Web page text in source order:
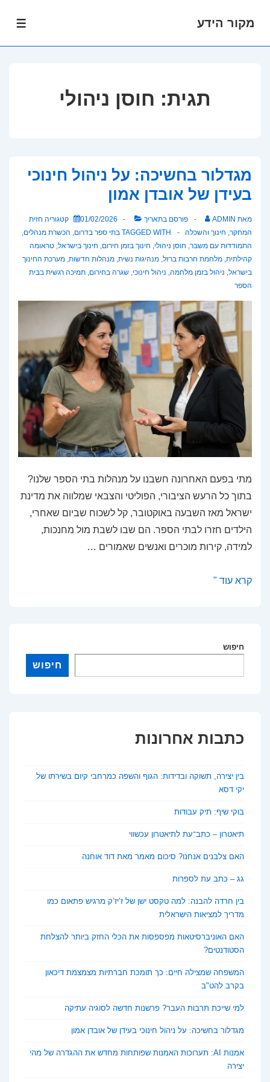
מקור הידע
תגית: חוסן ניהולי
מגדלור בחשיכה: על ניהול חינוכי
בעידן של אובדן אמון
מאת ADMIN פורסם בתאריך 01/02/2026 קטגוריה חזית
המחקר, חינוך והשכלה TAGGED WITH בתי ספר בדרום, הכשרת מנהלים,
התמודדות עם משבר, חוסן ניהולי, חינוך בזמן חירום, חינוך בישראל, טראומה
קהילתית, מלחמת חרבות ברזל, מנהיגות נשית, מנהלות חדשות, מערכת החינוך
בישראל, ניהול בזמן מלחמה, ניהול חינוכי, שגרה בחירום, תמיכה רגשית בבית
הספר
מתי בפעם האחרונה חשבנו על מנהלות בתי הספר שלנו?
בתוך כל הרעש הציבורי, הפוליטי והצבאי שמלווה את מדינת
ישראל מאז השבעה באוקטובר, קל לשכוח שביום שאחרי,
הילדים חזרו לבתי הספר. הם שבו לשבת מול מחנכות,
למידה, קירות מוכרים ואנשים שאמורים …
מגדלור
חינוכי
קרא עוד "
חיפוש
חיפוש
כתבות אחרונות
בין יצירה, תשוקה ובדידות: הגוף והשפה כמרחבי קיום בשירתו של
יקי דסא
בוקי שיף: תיק עבודות
תיאטרון – כתב־עת לתיאטרון עכשווי
האם צלבנים אנחנו? סיכום מאמר מאת דוד אוחנה
גג – כתב עת לספרות
בין חרדה להבנה: למה טקסט ישן של ז’יז’ק מרגיש פתאום כמו
מדריך למציאות הישראלית
האם האוניברסיטאות מפספסות את הכלי החזק ביותר להצלחת
הסטודנטים?
המשפחה שמצילה חיים: כך תומכת חברתיות מצמצמת דיכאון
בקרב להט"ב
למי שייכת תרבות העבר? פרשנות חדשה לסוגיה עתיקה
מגדלור בחשיכה: על ניהול חינוכי בעידן של אובדן אמון
אמנות AI: תערוכות האמנות שפותחות מחדש את ההגדרה של מהי
יצירה